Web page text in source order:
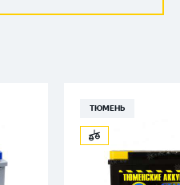
ТЮМЕНЬ